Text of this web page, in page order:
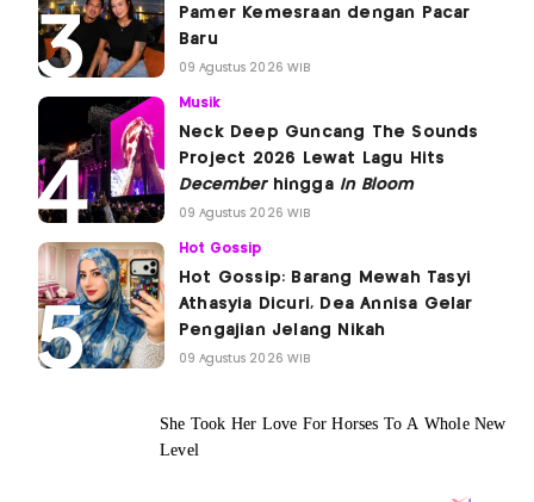
Pamer Kemesraan dengan Pacar
Baru
09 Agustus 2026 WIB
Musik
Neck Deep Guncang The Sounds
Project 2026 Lewat Lagu Hits
Decemberhingga In Bloom
09 Agustus 2026 WIB
Hot Gossip
Hot Gossip: Barang Mewah Tasyi
Athasyia Dicuri, Dea Annisa Gelar
Pengajian Jelang Nikah
09 Agustus 2026 WIB